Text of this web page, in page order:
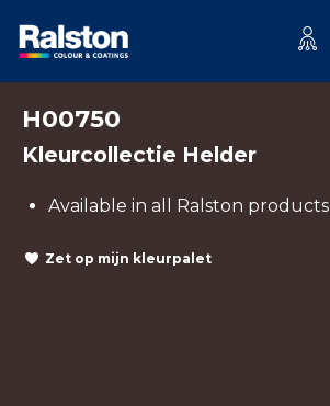
H00750
Kleurcollectie Helder
Available in all Ralston products
Zet op mijn kleurpalet